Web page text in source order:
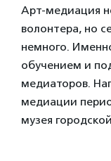
Арт-медиация
волонтера, но
немного.
обучением и
медиаторов.
медиации
музея